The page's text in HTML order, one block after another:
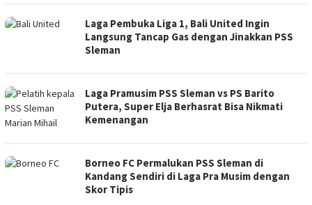
Laga Pembuka Liga 1, Bali United Ingin
Langsung Tancap Gas dengan Jinakkan PSS
Sleman
Laga Pramusim PSS Sleman vs PS Barito
Putera, Super Elja Berhasrat Bisa Nikmati
Kemenangan
Borneo FC Permalukan PSS Sleman di
Kandang Sendiri di Laga Pra Musim dengan
Skor Tipis